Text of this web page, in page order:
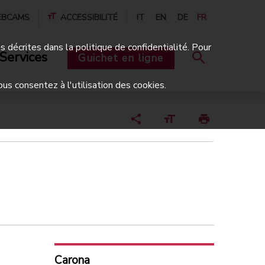
ACCESSIBILITÉ IT EN DE FR
Guichet en ligne
Carona
décrites dans la politique de confidentialité. Pour
consentez à l'utilisation des cookies.